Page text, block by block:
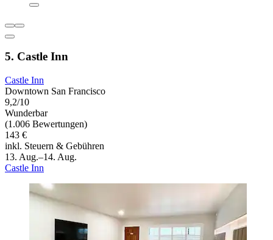
5. Castle Inn
Castle Inn
Downtown San Francisco
9,2/10
Wunderbar
(1.006 Bewertungen)
143 €
inkl. Steuern & Gebühren
13. Aug.–14. Aug.
Castle Inn